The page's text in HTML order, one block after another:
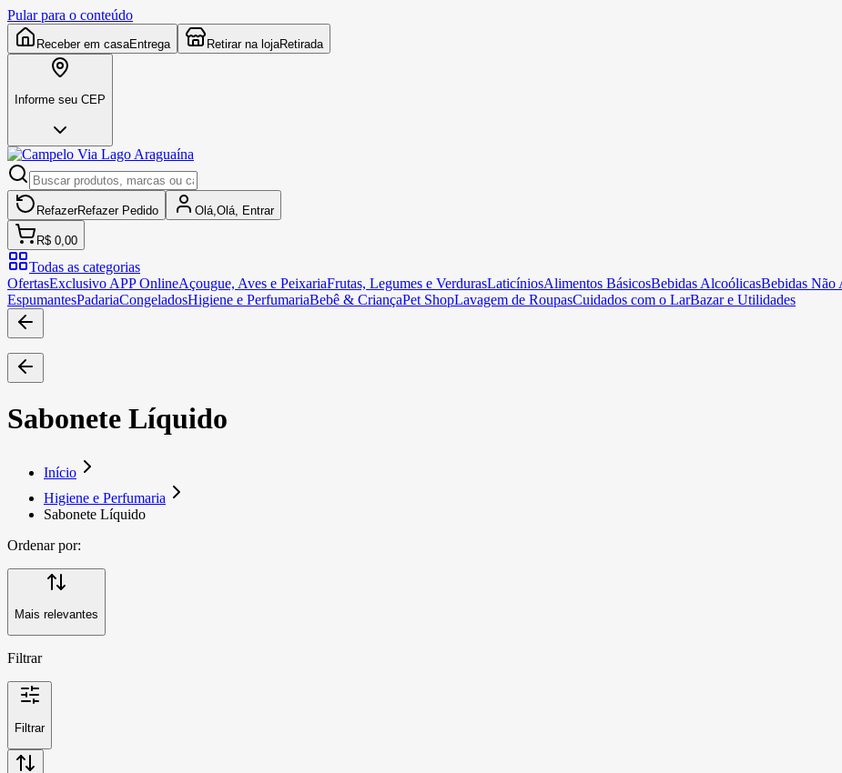
Pular para o conteúdo
Receber em casaEntrega Retirar na lojaRetirada
Informe seu CEP
RefazerRefazer Pedido Olá, Olá, Entrar
R$ 0,00
Todas as categorias
OfertasExclusivo APP OnlineAçougue, Aves e PeixariaFrutas, Legumes e VerdurasLaticíniosAlimentos BásicosBebidas AlcoólicasBebidas Não
EspumantesPadariaCongeladosHigiene e PerfumariaBebê & CriançaPet ShopLavagem de RoupasCuidados com o LarBazar e Utilidades
Sabonete Líquido
Início
Higiene e Perfumaria
Sabonete Líquido
Ordenar por:
Mais relevantes
Filtrar
Filtrar